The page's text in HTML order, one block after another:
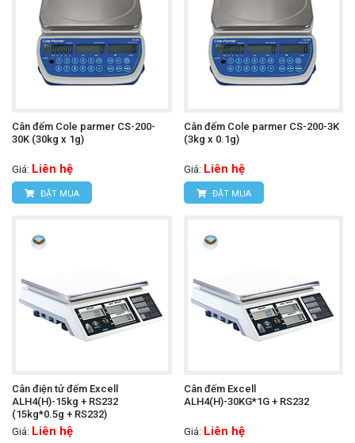
Cân đếm Cole parmer CS-200-
30K (30kg x 1g)
Giá: Liên hệ
ĐẶT MUA
Cân đếm Cole parmer CS-200-3K
(3kg x 0.1g)
Giá: Liên hệ
ĐẶT MUA
Cân điện tử đếm Excell
ALH4(H)-15kg + RS232
(15kg*0.5g + RS232)
Giá: Liên hệ
Cân đếm Excell
ALH4(H)-30KG*1G + RS232
Giá: Liên hệ